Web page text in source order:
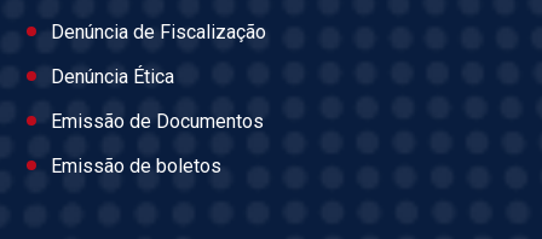
Denúncia de Fiscalização
Denúncia Ética
Emissão de Documentos
Emissão de boletos